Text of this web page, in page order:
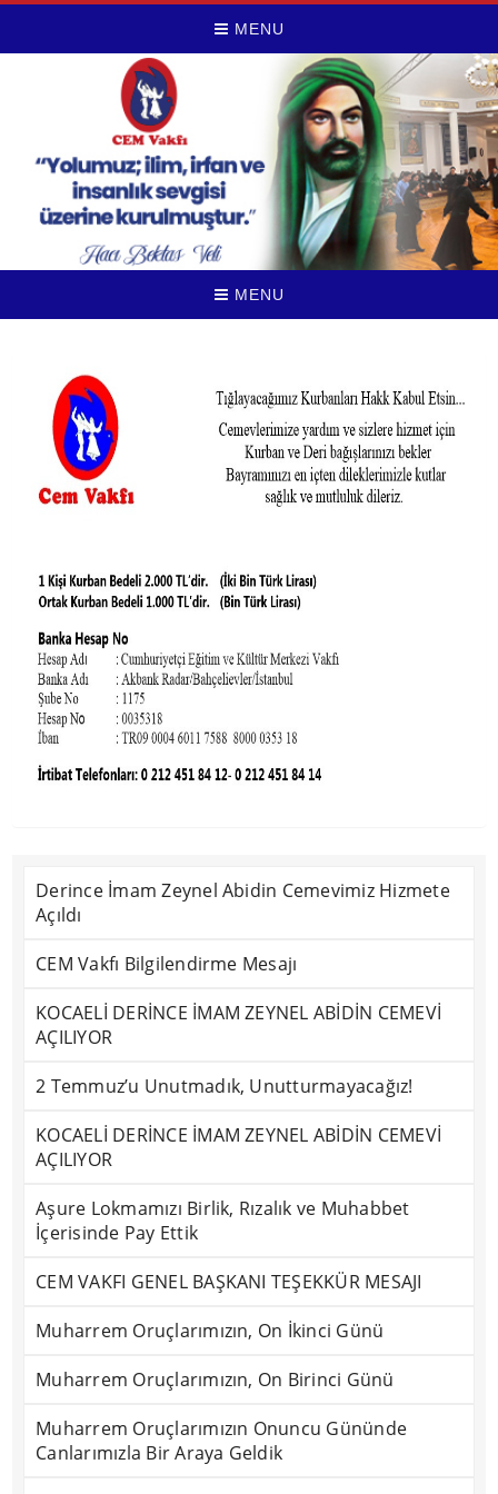
MENU
MENU
Derince İmam Zeynel Abidin Cemevimiz Hizmete
Açıldı
CEM Vakfı Bilgilendirme Mesajı
KOCAELİ DERİNCE İMAM ZEYNEL ABİDİN CEMEVİ
AÇILIYOR
2 Temmuz’u Unutmadık, Unutturmayacağız!
KOCAELİ DERİNCE İMAM ZEYNEL ABİDİN CEMEVİ
AÇILIYOR
Aşure Lokmamızı Birlik, Rızalık ve Muhabbet
İçerisinde Pay Ettik
CEM VAKFI GENEL BAŞKANI TEŞEKKÜR MESAJI
Muharrem Oruçlarımızın, On İkinci Günü
Muharrem Oruçlarımızın, On Birinci Günü
Muharrem Oruçlarımızın Onuncu Gününde
Canlarımızla Bir Araya Geldik